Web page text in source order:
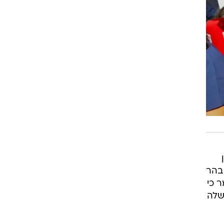
בהר
כי